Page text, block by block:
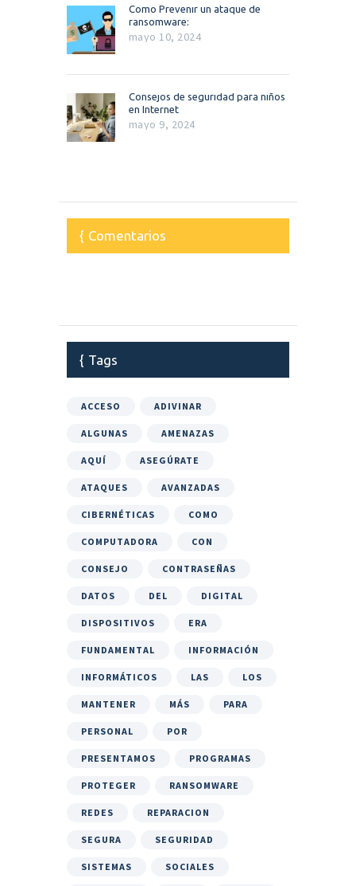
Como Prevenir un ataque de
ransomware:
mayo 10, 2024
Consejos de seguridad para niños
en Internet
mayo 9, 2024
Comentarios
Tags
ACCESO ADIVINAR
ALGUNAS AMENAZAS
AQUÍ ASEGÚRATE
ATAQUES AVANZADAS
CIBERNÉTICAS COMO
COMPUTADORA CON
CONSEJO CONTRASEÑAS
DATOS DEL DIGITAL
DISPOSITIVOS ERA
FUNDAMENTAL INFORMACIÓN
INFORMÁTICOS LAS LOS
MANTENER MÁS PARA
PERSONAL POR
PRESENTAMOS PROGRAMAS
PROTEGER RANSOMWARE
REDES REPARACION
SEGURA SEGURIDAD
SISTEMAS SOCIALES